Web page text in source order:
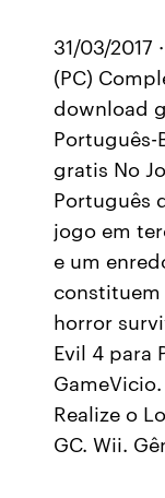
31/03/2017
(PC)
download
Português-
gratis No
Português
jogo em
e um
constituem
horror
Evil 4 para
Realize o
GC. Wii.